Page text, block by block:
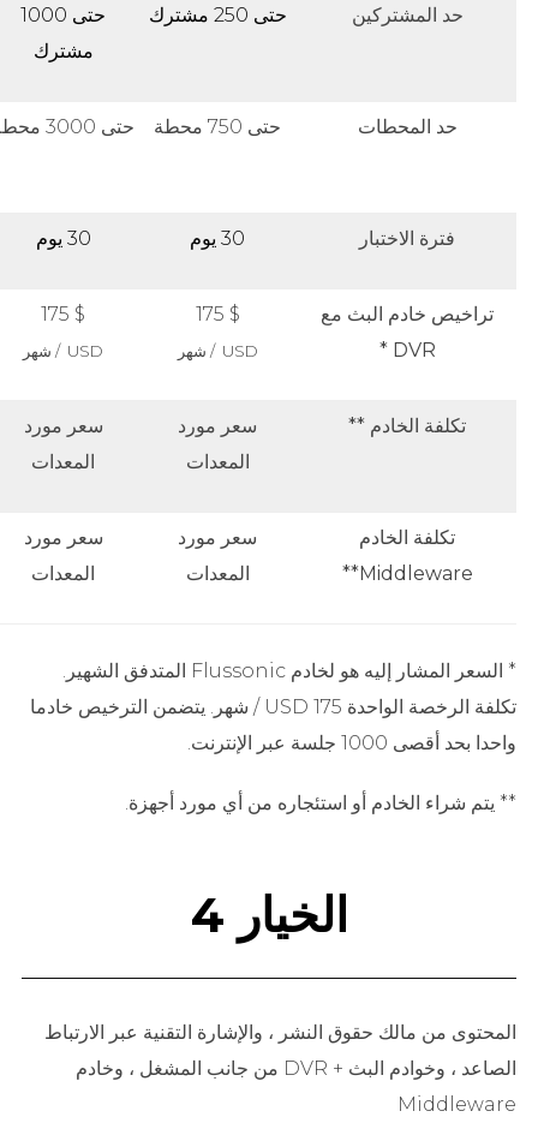
حد المشتركين حتى 250 مشترك
حتى 1000
مشترك
حد المحطات حتى 750 محطة حتى 3000 محطة
فترة الاختبار 30 يوم 30 يوم
تراخيص خادم البث مع
DVR *
$ 175
USD / شهر
$ 175
USD / شهر
تكلفة الخادم **
سعر مورد
المعدات
سعر مورد
المعدات
تكلفة الخادم
Middleware**
سعر مورد
المعدات
سعر مورد
المعدات
* السعر المشار إليه هو لخادم Flussonic المتدفق الشهير.
تكلفة الرخصة الواحدة 175 USD / شهر. يتضمن الترخيص خادما
واحدا بحد أقصى 1000 جلسة عبر الإنترنت.
** يتم شراء الخادم أو استئجاره من أي مورد أجهزة.
الخيار 4
المحتوى من مالك حقوق النشر ، والإشارة التقنية عبر الارتباط
الصاعد ، وخوادم البث + DVR من جانب المشغل ، وخادم
Middleware